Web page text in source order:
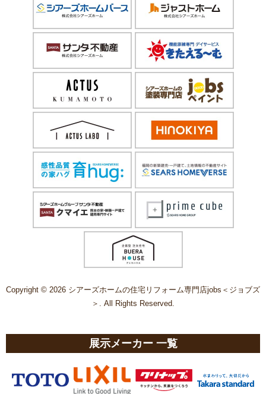
Copyright © 2026 シアーズホームの住宅リフォーム専門店jobs＜ジョブズ
＞. All Rights Reserved.
展示メーカー 一覧